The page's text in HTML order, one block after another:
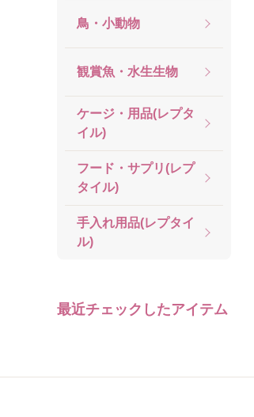
鳥・小動物
観賞魚・水生生物
ケージ・用品(レプタ
イル)
フード・サプリ(レプ
タイル)
手入れ用品(レプタイ
ル)
最近チェックしたアイテム